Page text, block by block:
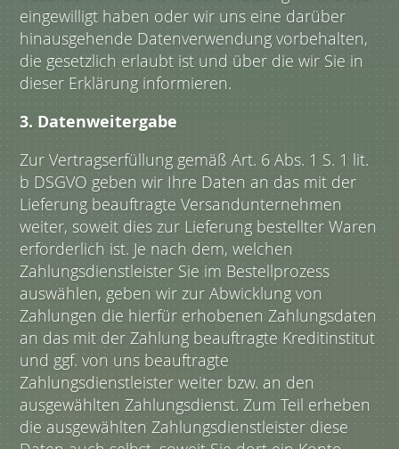
eingewilligt haben oder wir uns eine darüber
hinausgehende Datenverwendung vorbehalten,
die gesetzlich erlaubt ist und über die wir Sie in
dieser Erklärung informieren.
3. Datenweitergabe
Zur Vertragserfüllung gemäß Art. 6 Abs. 1 S. 1 lit.
b DSGVO geben wir Ihre Daten an das mit der
Lieferung beauftragte Versandunternehmen
weiter, soweit dies zur Lieferung bestellter Waren
erforderlich ist. Je nach dem, welchen
Zahlungsdienstleister Sie im Bestellprozess
auswählen, geben wir zur Abwicklung von
Zahlungen die hierfür erhobenen Zahlungsdaten
an das mit der Zahlung beauftragte Kreditinstitut
und ggf. von uns beauftragte
Zahlungsdienstleister weiter bzw. an den
ausgewählten Zahlungsdienst. Zum Teil erheben
die ausgewählten Zahlungsdienstleister diese